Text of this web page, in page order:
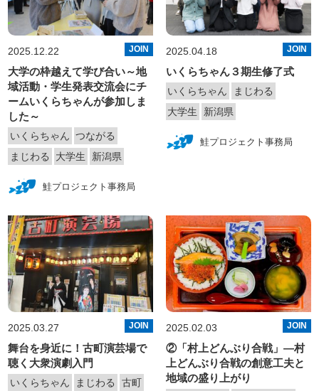
2025.12.22 JOIN
大学の枠越えて学び合い～地
域活動・学生発表交流会にチ
ームいくらちゃんが参加しま
した～
いくらちゃん つながる
まじわる
大学生 新潟県
鮭プロジェクト事務局
2025.04.18 JOIN
いくらちゃん３期生修了式
いくらちゃん
まじわる
大学生
新潟県
鮭プロジェクト事務局
2025.03.27 JOIN
舞台を身近に！古町演芸場で
聴く大衆演劇入門
いくらちゃん まじわる
古町
2025.02.03 JOIN
②「村上どんぶり合戦」—村
上どんぶり合戦の創意工夫と
地域の盛り上がり